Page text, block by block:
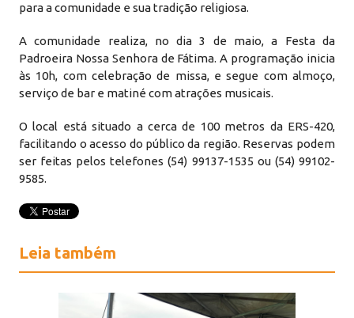
para a comunidade e sua tradição religiosa.
A comunidade realiza, no dia 3 de maio, a Festa da
Padroeira Nossa Senhora de Fátima. A programação inicia
às 10h, com celebração de missa, e segue com almoço,
serviço de bar e matiné com atrações musicais.
O local está situado a cerca de 100 metros da ERS-420,
facilitando o acesso do público da região. Reservas podem
ser feitas pelos telefones (54) 99137-1535 ou (54) 99102-
9585.
Leia também